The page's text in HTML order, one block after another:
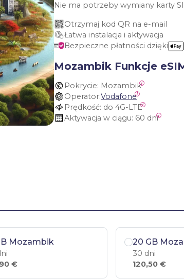
Nie ma potrzeby wymiany karty
Otrzymaj kod QR na e-mail
Łatwa instalacja i aktywacja
Bezpieczne płatności dzięki
Mozambik Funkcje
Pokrycie: Mozambik
Operator:Vodafone
Prędkość: do 4G-LTE
Aktywacja w ciągu: 60 dni
Mozambik
€
20 GB
30 dni
120,50 €